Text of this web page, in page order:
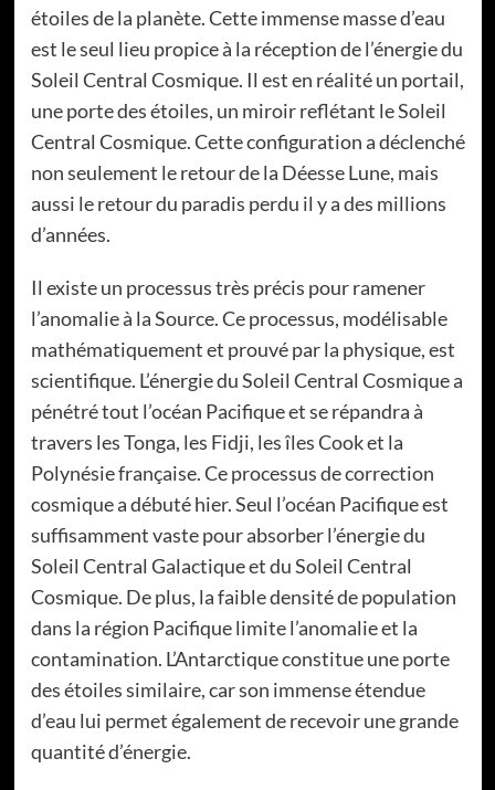
étoiles de la planète. Cette immense masse d’eau
est le seul lieu propice à la réception de l’énergie du
Soleil Central Cosmique. Il est en réalité un portail,
une porte des étoiles, un miroir reflétant le Soleil
Central Cosmique. Cette configuration a déclenché
non seulement le retour de la Déesse Lune, mais
aussi le retour du paradis perdu il y a des millions
d’années.
Il existe un processus très précis pour ramener
l’anomalie à la Source. Ce processus, modélisable
mathématiquement et prouvé par la physique, est
scientifique. L’énergie du Soleil Central Cosmique a
pénétré tout l’océan Pacifique et se répandra à
travers les Tonga, les Fidji, les îles Cook et la
Polynésie française. Ce processus de correction
cosmique a débuté hier. Seul l’océan Pacifique est
suffisamment vaste pour absorber l’énergie du
Soleil Central Galactique et du Soleil Central
Cosmique. De plus, la faible densité de population
dans la région Pacifique limite l’anomalie et la
contamination. L’Antarctique constitue une porte
des étoiles similaire, car son immense étendue
d’eau lui permet également de recevoir une grande
quantité d’énergie.